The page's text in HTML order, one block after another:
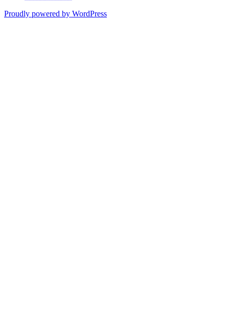
Proudly powered by WordPress